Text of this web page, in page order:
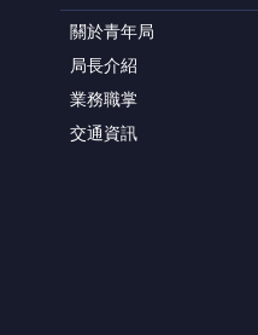
關於青年局
局長介紹
業務職掌
交通資訊